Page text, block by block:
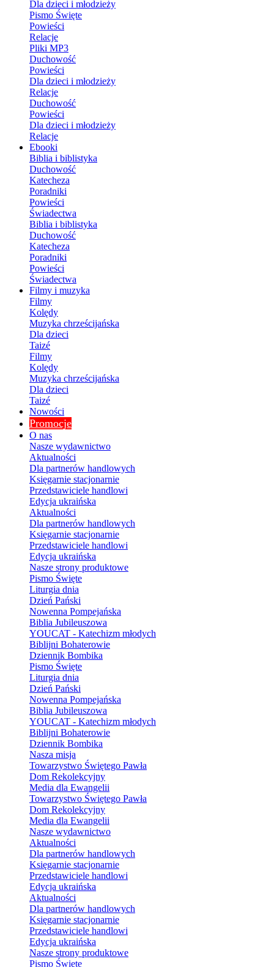
Dla dzieci i młodzieży
Pismo Święte
Powieści
Relacje
Pliki MP3
Duchowość
Powieści
Dla dzieci i młodzieży
Relacje
Duchowość
Powieści
Dla dzieci i młodzieży
Relacje
Ebooki
Biblia i biblistyka
Duchowość
Katecheza
Poradniki
Powieści
Świadectwa
Biblia i biblistyka
Duchowość
Katecheza
Poradniki
Powieści
Świadectwa
Filmy i muzyka
Filmy
Kolędy
Muzyka chrześcijańska
Dla dzieci
Taizé
Filmy
Kolędy
Muzyka chrześcijańska
Dla dzieci
Taizé
Nowości
Promocje
O nas
Nasze wydawnictwo
Aktualności
Dla partnerów handlowych
Księgarnie stacjonarnie
Przedstawiciele handlowi
Edycja ukraińska
Aktualności
Dla partnerów handlowych
Księgarnie stacjonarnie
Przedstawiciele handlowi
Edycja ukraińska
Nasze strony produktowe
Pismo Święte
Liturgia dnia
Dzień Pański
Nowenna Pompejańska
Biblia Jubileuszowa
YOUCAT - Katechizm młodych
Biblijni Bohaterowie
Dziennik Bombika
Pismo Święte
Liturgia dnia
Dzień Pański
Nowenna Pompejańska
Biblia Jubileuszowa
YOUCAT - Katechizm młodych
Biblijni Bohaterowie
Dziennik Bombika
Nasza misja
Towarzystwo Świętego Pawła
Dom Rekolekcyjny
Media dla Ewangelii
Towarzystwo Świętego Pawła
Dom Rekolekcyjny
Media dla Ewangelii
Nasze wydawnictwo
Aktualności
Dla partnerów handlowych
Księgarnie stacjonarnie
Przedstawiciele handlowi
Edycja ukraińska
Aktualności
Dla partnerów handlowych
Księgarnie stacjonarnie
Przedstawiciele handlowi
Edycja ukraińska
Nasze strony produktowe
Pismo Święte